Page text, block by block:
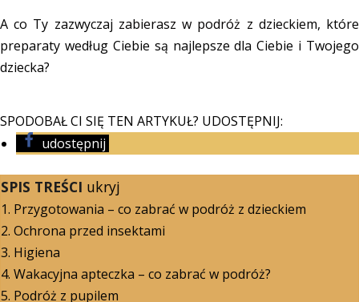
A co Ty zazwyczaj zabierasz w podróż z dzieckiem, które
preparaty według Ciebie są najlepsze dla Ciebie i Twojego
dziecka?
SPODOBAŁ CI SIĘ TEN ARTYKUŁ? UDOSTĘPNIJ:
udostępnij
SPIS TREŚCI ukryj
1. Przygotowania – co zabrać w podróż z dzieckiem
2. Ochrona przed insektami
3. Higiena
4. Wakacyjna apteczka – co zabrać w podróż?
5. Podróż z pupilem